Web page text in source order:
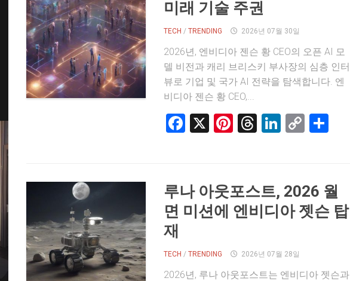
미래 기술 주권
TECH /TRENDING 2026년 07월 30일
2026년, 엔비디아 젠슨 황 CEO의 오픈 AI 모
델 비전과 캐리 브리스키 부사장의 심층 인터
뷰로 기업 및 국가 AI 전략을 탐색합니다. 엔
비디아 젠슨 황 CEO,...
Facebook
X Pinterest
Threads
LinkedIn
Copy
루나 아웃포스트, 2026 월
면 미션에 엔비디아 젯슨 탑
재
TECH /TRENDING 2026년 07월 28일
2026년, 루나 아웃포스트는 엔비디아 젯슨과